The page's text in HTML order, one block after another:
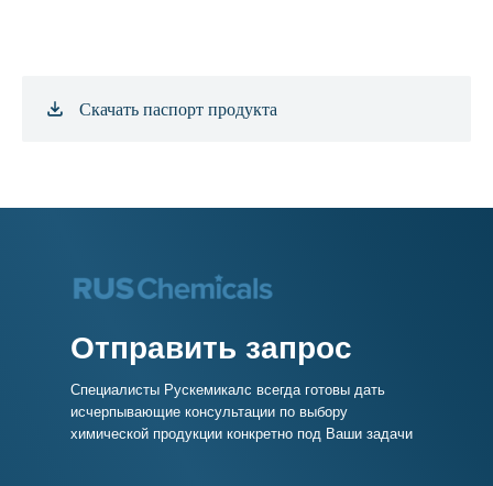
Скачать паспорт продукта
Отправить запрос
Специалисты Рускемикалс всегда готовы дать
исчерпывающие консультации по выбору
химической продукции конкретно под Ваши задачи